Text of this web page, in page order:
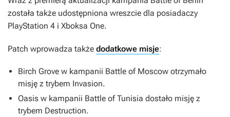
została także udostępniona wreszcie dla posiadaczy
PlayStation 4 i Xboksa One.
Patch wprowadza także dodatkowe misje:
Birch Grove w kampanii Battle of Moscow otrzymało
misję z trybem Invasion.
Oasis w kampanii Battle of Tunisia dostało misję z
trybem Destruction.